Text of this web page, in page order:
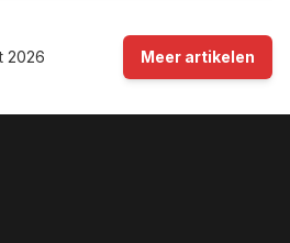
2026 Meer artikelen